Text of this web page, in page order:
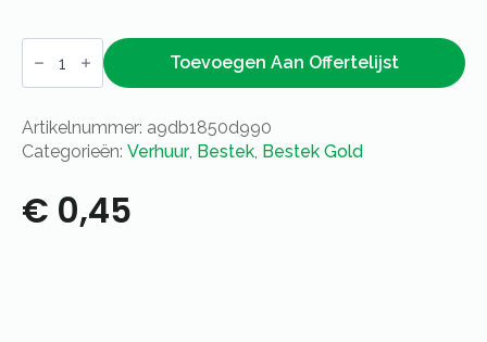
Koffie-
per
stuk
aantal
Toevoegen Aan Offertelijst
Artikelnummer: a9db1850d990
Categorieën: Verhuur, Bestek Bestek Gold
€ 0,45